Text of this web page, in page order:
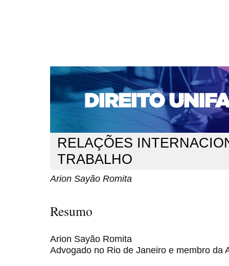
CAPA SOBRE ACESSO CADASTRO
NOTÍCIAS
EDIÇÕES DE Nº 1 A 100 WEBMAIL
Capa>n. 120 (2010) > Romita
RELAÇÕES
TRABALHO
Arion Sayão Romita
Resumo
Arion Sayão Romita
Advogado no Rio de Janeiro e membro da